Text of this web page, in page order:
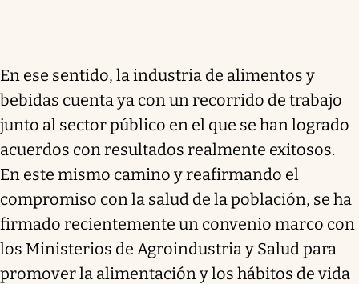
En ese sentido, la industria de alimentos y
bebidas cuenta ya con un recorrido de trabajo
junto al sector público en el que se han logrado
acuerdos con resultados realmente exitosos.
En este mismo camino y reafirmando el
compromiso con la salud de la población, se ha
firmado recientemente un convenio marco con
los Ministerios de Agroindustria y Salud para
promover la alimentación y los hábitos de vida